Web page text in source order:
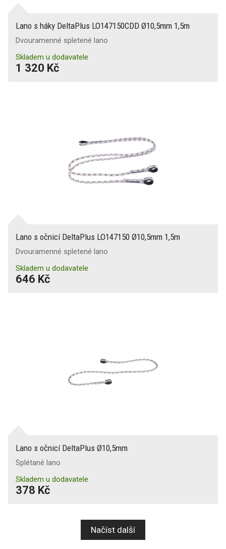
Lano s háky DeltaPlus LO147150CDD Ø10,5mm 1,5m
Dvouramenné spletené lano
Skladem u dodavatele
1 320 Kč
Lano s očnicí DeltaPlus LO147150 Ø10,5mm 1,5m
Dvouramenné spletené lano
Skladem u dodavatele
646 Kč
Lano s očnicí DeltaPlus Ø10,5mm
Splétané lano
Skladem u dodavatele
378 Kč
Načíst další